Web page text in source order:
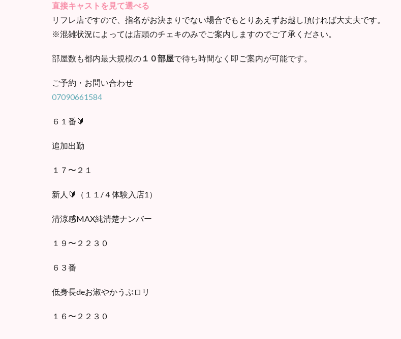
直接キャストを見て選べる
リフレ店ですので、指名がお決まりでない場合でもとりあえずお越し頂ければ大丈夫です。
※混雑状況によっては店頭のチェキのみでご案内しますのでご了承ください。
部屋数も都内最大規模の １０部屋で待ち時間なく即ご案内が可能です。
ご予約・お問い合わせ
07090661584
６１番🔰
追加出勤
１７〜２１
新人🔰（１１/４体験入店1）
清涼感MAX純清楚ナンバー
１９〜２２３０
６３番
低身長deお淑やかうぶロリ
１６〜２２３０